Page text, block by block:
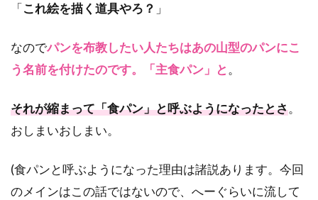
「これ絵を描く道具やろ？ 」
なのでパンを布教したい人たちはあの山型のパンにこ
う名前を付けたのです。「主食パン」と 。
それが縮まって「食パン」と呼ぶようになったとさ。
おしまいおしまい。
(食パンと呼ぶようになった理由は諸説あります。今回
のメインはこの話ではないので、へーぐらいに流して